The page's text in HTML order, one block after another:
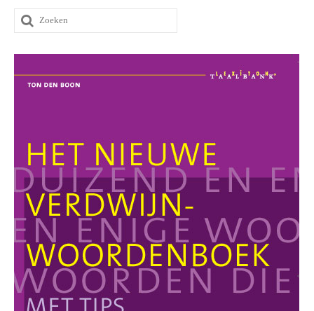
Zoeken
naar: